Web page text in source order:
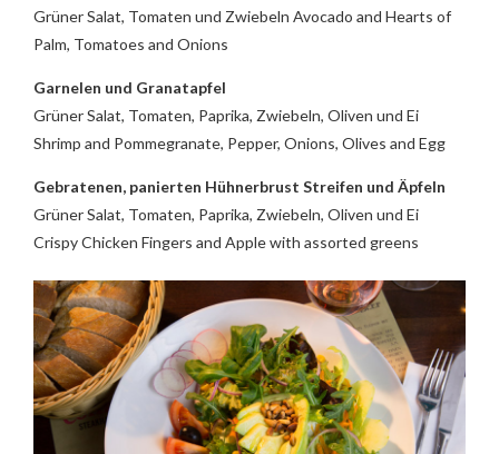
Grüner Salat, Tomaten und Zwiebeln Avocado and Hearts of
Palm, Tomatoes and Onions
Garnelen und Granatapfel
Grüner Salat, Tomaten, Paprika, Zwiebeln, Oliven und Ei
Shrimp and Pommegranate, Pepper, Onions, Olives and Egg
Gebratenen, panierten Hühnerbrust Streifen und Äpfeln
Grüner Salat, Tomaten, Paprika, Zwiebeln, Oliven und Ei
Crispy Chicken Fingers and Apple with assorted greens